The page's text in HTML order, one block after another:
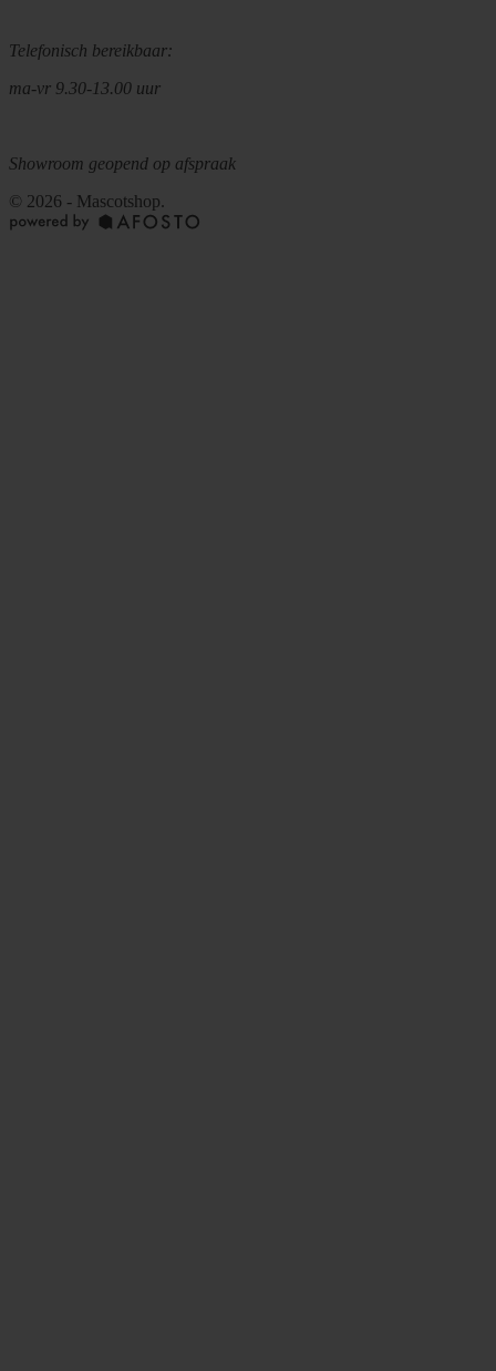
Telefonisch bereikbaar:
ma-vr 9.30-13.00 uur
Showroom geopend op afspraak
© 2026 - Mascotshop.